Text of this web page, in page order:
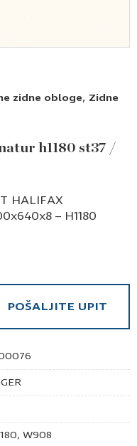
zidne obloge, Zidne
h1180 st37 /
W908
HALIFAX
– H1180
POŠALJITE UPIT